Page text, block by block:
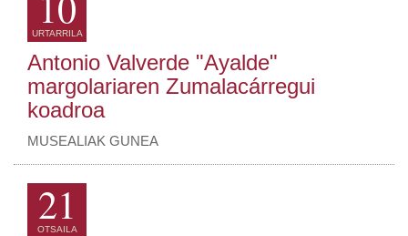
URTARRILA
Antonio Valverde "Ayalde"
margolariaren Zumalacárregui
koadroa
MUSEALIAK GUNEA
21
OTSAILA